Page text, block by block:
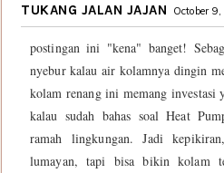
TUKANG JALAN JAJAN October
postingan ini "kena" banget!
nyebur kalau air kolamnya dingin
kolam renang ini memang
kalau sudah bahas soal Heat
ramah lingkungan. Jadi
lumayan, tapi bisa bikin kolam